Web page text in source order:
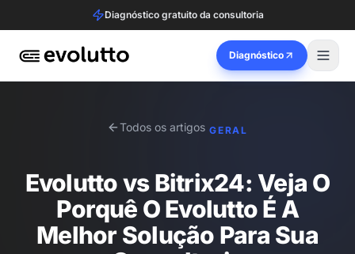
Diagnóstico gratuito da consultoria
Diagnóstico
Todos os artigos GERAL
Evolutto vs Bitrix24: Veja O
Porquê O Evolutto É A
Melhor Solução Para Sua